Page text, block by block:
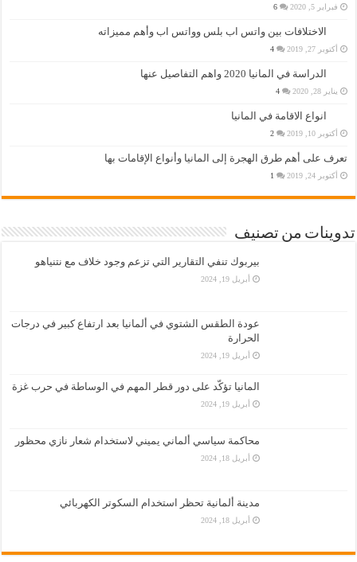
فبراير 5, 2020 6
الاختلافات بين واتس اب بلس وواتس اب وأهم مميزاته
أكتوبر 27, 2019 4
الدراسة في المانيا 2020 واهم التفاصيل عنها
يناير 28, 2020 4
انواع الاقامة في المانيا
أكتوبر 10, 2019 2
تعرف على أهم طرق الهجرة إلى المانيا وأنواع الإقامات بها
أكتوبر 24, 2019 1
تدوينات من تصنيف
بيربوك تنفي التقارير التي تزعم وجود خلاف مع نتنياهو
أبريل 19, 2024
عودة الطقس الشتوي في ألمانيا بعد ارتفاع كبير في درجات
الحرارة
أبريل 19, 2024
المانيا تؤكّد على دور قطر المهم في الوساطة في حرب غزة
أبريل 19, 2024
محاكمة سياسي ألماني يميني لاستخدام شعار نازي محظور
أبريل 18, 2024
مدينة ألمانية تحظر استخدام السكوتر الكهربائي
أبريل 18, 2024